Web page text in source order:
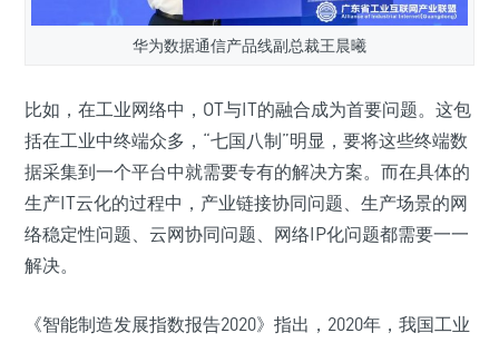
华为数据通信产品线副总裁王晨曦
比如，在工业网络中，OT与IT的融合成为首要问题。这包
括在工业中终端众多，“七国八制”明显，要将这些终端数
据采集到一个平台中就需要专有的解决方案。而在具体的
生产IT云化的过程中，产业链接协同问题、生产场景的网
络稳定性问题、云网协同问题、网络IP化问题都需要一一
解决。
《智能制造发展指数报告2020》指出，2020年，我国工业